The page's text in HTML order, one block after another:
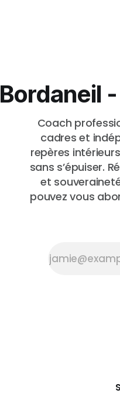
Coach
cadres et
repères
sans s’épuiser.
et
pouvez vous